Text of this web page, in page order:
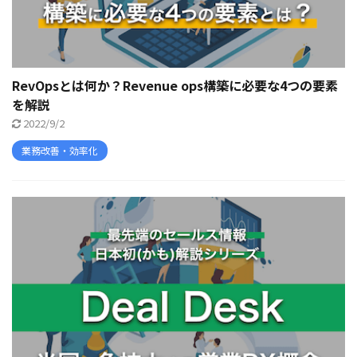
RevOpsとは何か？Revenue ops構築に必要な4つの要素
を解説
2022/9/2
業務改善・効率化